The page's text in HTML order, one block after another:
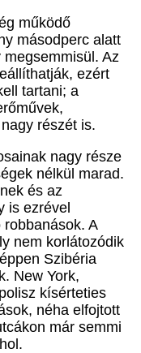
működő
másodperc alatt
Az
ezért
tartani; a
részét is.
nagy része
nélkül marad.
és az
is ezrével
A
nem korlátozódik
Szibéria
New York,
kísérteties
néha elfojtott
már semmi